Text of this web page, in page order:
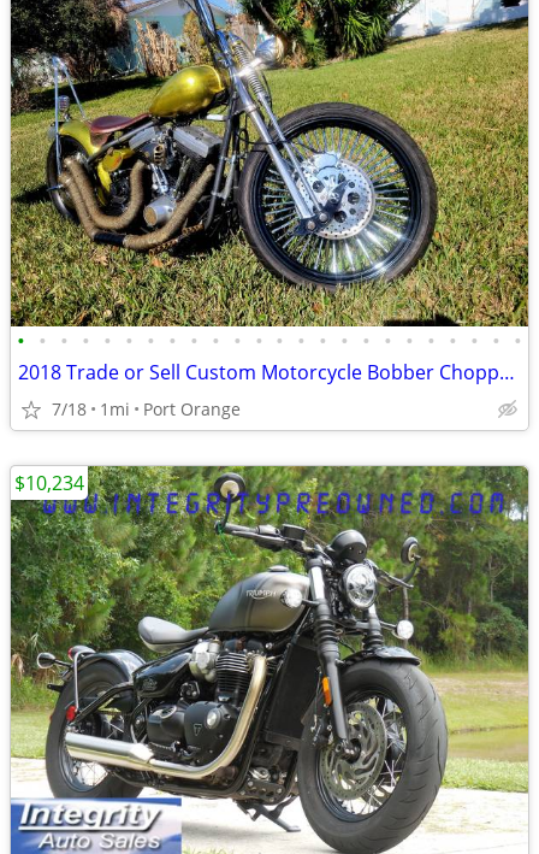
• • • • • • • • • • • • • • • • • • • • • • • •
2018 Trade or Sell Custom Motorcycle Bobber Chopper Springer
7/18 1mi Port Orange
$10,234